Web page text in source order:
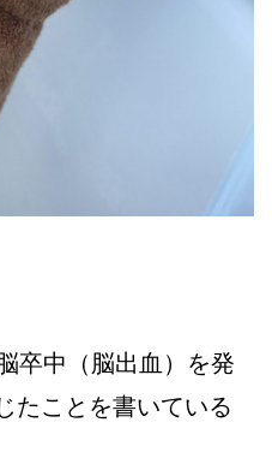
卒中（脳出血）を発
たことを書いている